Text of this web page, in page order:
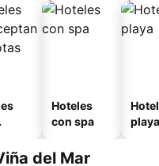
Hoteles
con spa
playa
del Mar